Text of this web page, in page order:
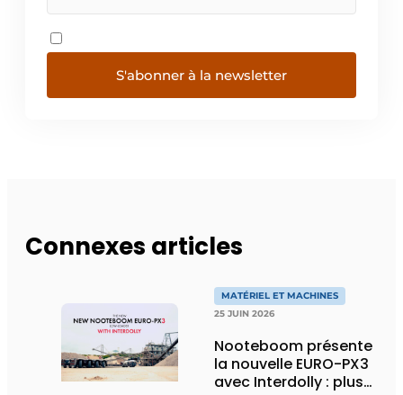
S'abonner à la newsletter
Connexes articles
MATÉRIEL ET MACHINES
25 JUIN 2026
Nooteboom présente
la nouvelle EURO-PX3
avec Interdolly : plus